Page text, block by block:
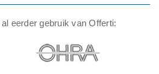
eerder gebruik van Offerti: